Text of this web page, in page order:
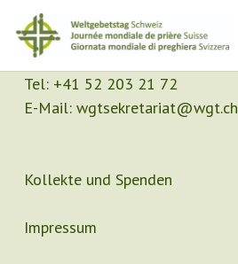
Kontakt
Sekretariat
Tel: +41 52 203 21 72
E-Mail: wgtsekretariat@wgt.ch
Kollekte und Spenden
Impressum